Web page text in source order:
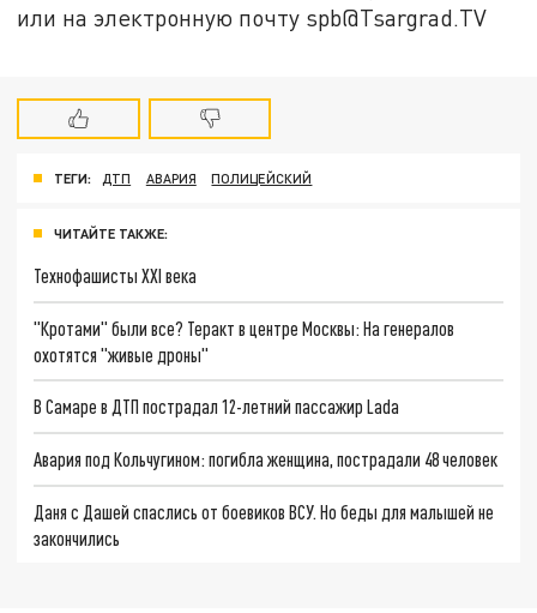
или на электронную почту spb@Tsargrad.TV
ТЕГИ: ДТП АВАРИЯ ПОЛИЦЕЙСКИЙ
ЧИТАЙТЕ ТАКЖЕ:
Технофашисты XXI века
"Кротами" были все? Теракт в центре Москвы: На генералов
охотятся "живые дроны"
В Самаре в ДТП пострадал 12-летний пассажир Lada
Авария под Кольчугином: погибла женщина, пострадали 48 человек
Даня с Дашей спаслись от боевиков ВСУ. Но беды для малышей не
закончились